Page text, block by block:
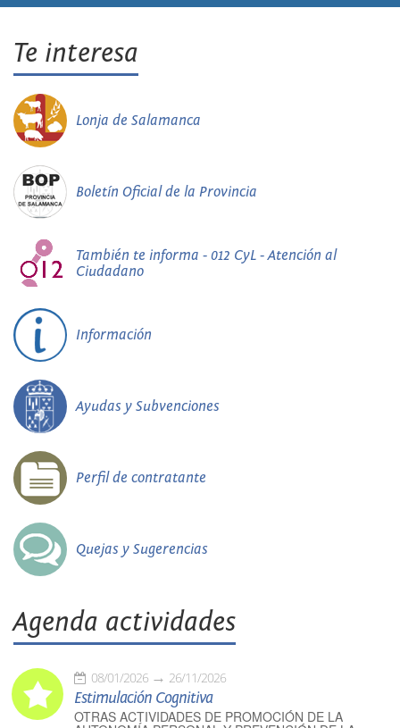
Te interesa
Lonja de Salamanca
Boletín Oficial de la Provincia
También te informa - 012 CyL - Atención al
Ciudadano
Información
Ayudas y Subvenciones
Perfil de contratante
Quejas y Sugerencias
Agenda actividades
08/01/2026 26/11/2026
Estimulación Cognitiva
OTRAS ACTIVIDADES DE PROMOCIÓN DE LA